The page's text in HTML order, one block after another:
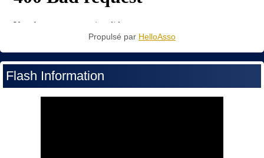
Propulsé par HelloAsso
Flash Information